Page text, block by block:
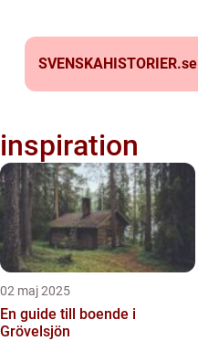
SVENSKAHISTORIER.se
inspiration
02 maj 2025
En guide till boende i
Grövelsjön